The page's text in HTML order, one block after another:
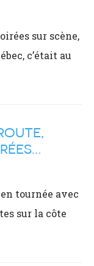
sur scène,
c’était au
tournée avec
sur la côte